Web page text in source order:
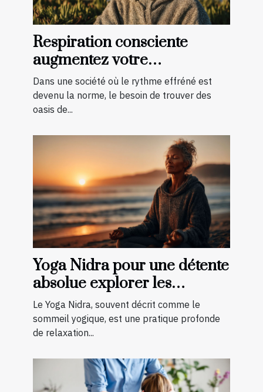
Respiration consciente
augmentez votre
concentration et réduisez
l'anxiété
Dans une société où le rythme effréné est
devenu la norme, le besoin de trouver des
oasis de...
Yoga Nidra pour une détente
absolue explorer les
bénéfices pour le corps et
l'esprit
Le Yoga Nidra, souvent décrit comme le
sommeil yogique, est une pratique profonde
de relaxation...